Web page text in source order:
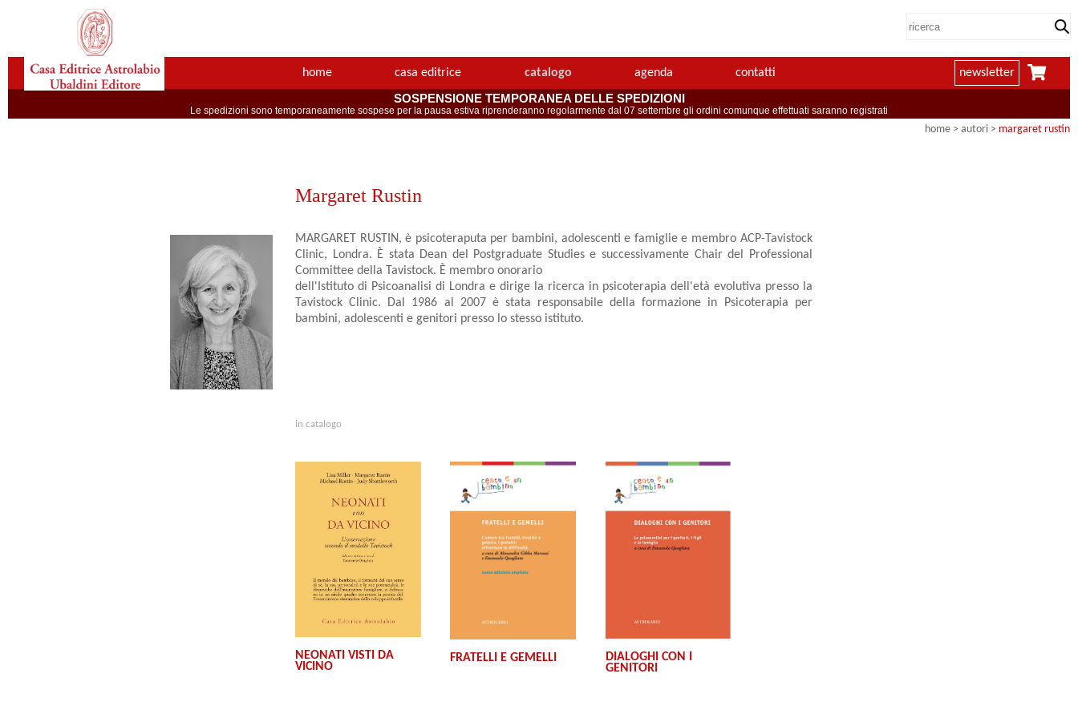
home casa editrice catalogo agenda contatti newsletter
SOSPENSIONE TEMPORANEA DELLE SPEDIZIONI
Le spedizioni sono temporaneamente sospese per la pausa estiva riprenderanno regolarmente dal 07 settembre gli ordini comunque effettuati saranno registrati
home > autori > margaret rustin
Margaret Rustin
MARGARET RUSTIN, è psicoteraputa per bambini, adolescenti e famiglie e membro ACP-Tavistock
Clinic, Londra. È stata Dean del Postgraduate Studies e successivamente Chair del Professional
Committee della Tavistock. È membro onorario
dell'Istituto di Psicoanalisi di Londra e dirige la ricerca in psicoterapia dell'età evolutiva presso la
Tavistock Clinic. Dal 1986 al 2007 è stata responsabile della formazione in Psicoterapia per
bambini, adolescenti e genitori presso lo stesso istituto.
in catalogo
NEONATI VISTI DA
VICINO
FRATELLI E GEMELLI
DIALOGHI CON I
GENITORI